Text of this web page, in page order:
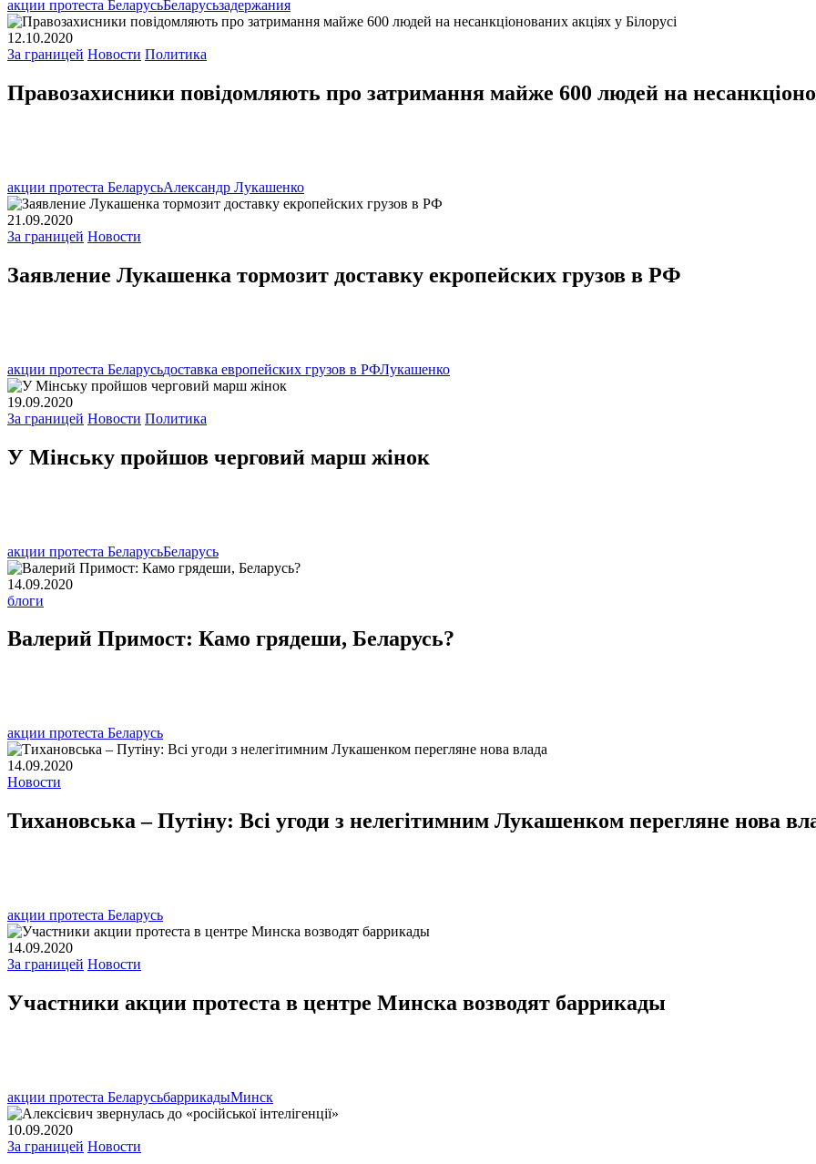
акции протеста БеларусьБеларусьзадержания
12.10.2020
За границей Новости Политика
Правозахисники повідомляють про затримання майже 600 людей на
акции протеста БеларусьАлександр Лукашенко
21.09.2020
За границей Новости
Заявление Лукашенка тормозит доставку екропейских грузов в РФ
акции протеста Беларусьдоставка европейских грузов в РФЛукашенко
19.09.2020
За границей Новости Политика
У Мінську пройшов черговий марш жінок
акции протеста БеларусьБеларусь
14.09.2020
блоги
Валерий Примост: Камо грядеши, Беларусь?
акции протеста Беларусь
14.09.2020
Новости
Тихановська – Путіну: Всі угоди з нелегітимним Лукашенком перегляне нова
акции протеста Беларусь
14.09.2020
За границей Новости
Участники акции протеста в центре Минска возводят баррикады
акции протеста БеларусьбаррикадыМинск
10.09.2020
За границей Новости